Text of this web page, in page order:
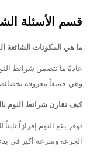
قسم الأسئلة
ما هي المكونات الشائعة
عادةً ما تتضمن شرائط
وهي جميعاً معروفة
كيف تقارن شرائط النوم
توفر بقع النوم إفرازاً
الجرعة وسرعة أكبر في